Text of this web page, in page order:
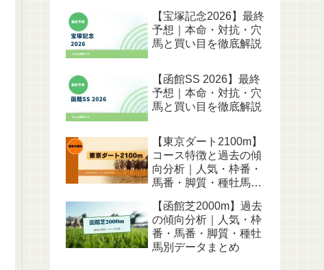
【宝塚記念2026】最終
予想｜本命・対抗・穴
馬と買い目を徹底解説
【函館SS 2026】最終
予想｜本命・対抗・穴
馬と買い目を徹底解説
【東京ダート2100m】
コース特徴と過去の傾
向分析｜人気・枠番・
馬番・脚質・種牡馬別
【函館芝2000m】過去
の傾向分析｜人気・枠
番・馬番・脚質・種牡
馬別データまとめ